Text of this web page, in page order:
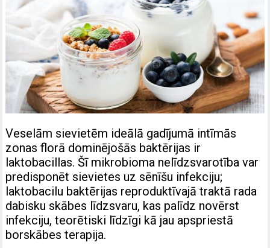
Veselām sievietēm ideālā gadījumā intīmās
zonas florā dominējošās baktērijas ir
laktobacillas. Šī mikrobioma nelīdzsvarotība var
predisponēt sievietes uz sēnīšu infekciju;
laktobacilu baktērijas reproduktīvajā traktā rada
dabisku skābes līdzsvaru, kas palīdz novērst
infekciju, teorētiski līdzīgi kā jau apspriestā
borskābes terapija.